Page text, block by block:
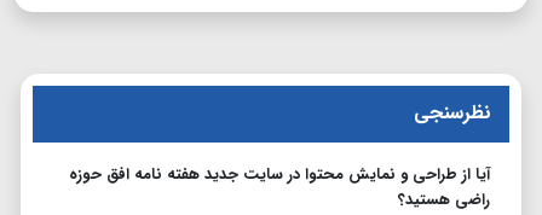
نظرسنجی
آیا از طراحی و نمایش محتوا در سایت جدید هفته نامه افق حوزه
راضی هستید؟